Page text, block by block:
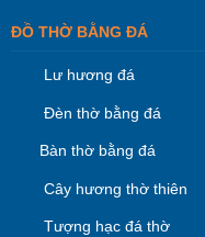
ĐỒ THỜ BẰNG ĐÁ
Lư hương đá
Đèn thờ bằng đá
Bàn thờ bằng đá
Cây hương thờ thiên
Tượng hạc đá thờ